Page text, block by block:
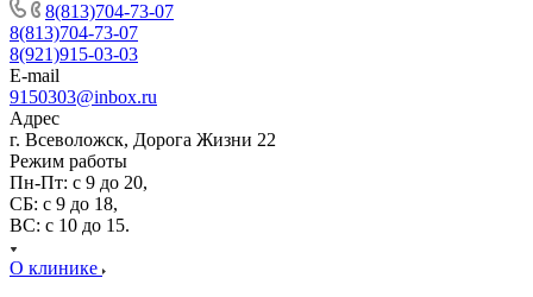
8(813)704-73-07
8(813)704-73-07
8(921)915-03-03
E-mail
9150303@inbox.ru
Адрес
г. Всеволожск, Дорога Жизни 22
Режим работы
Пн-Пт: с 9 до 20,
СБ: с 9 до 18,
ВС: с 10 до 15.
О клинике